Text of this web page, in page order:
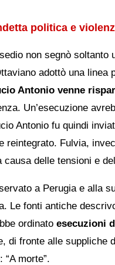
politica e
non segnò
adottò una
Antonio venne
Un’esecuzione
Antonio fu quindi
reintegrato. Fulvia,
causa delle tensioni e
a Perugia e alla
Le fonti antiche
ordinato esecuzioni
di fronte alle suppliche
morte”.